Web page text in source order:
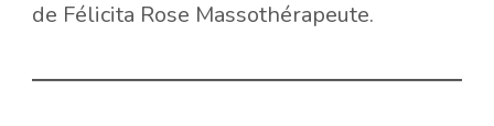
de Félicita Rose Massothérapeute.